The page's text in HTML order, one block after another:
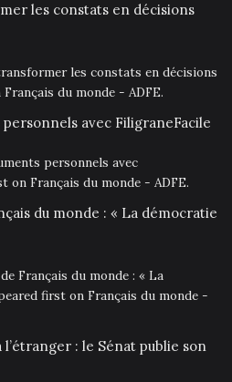
les constats en décisions
les constats en décisions
du monde - ADFE.
avec FiligraneFacile
personnels avec
on Français du monde - ADFE.
du monde : « La démocratie
Français du monde : « La
first on Français du monde -
: le Sénat publie son